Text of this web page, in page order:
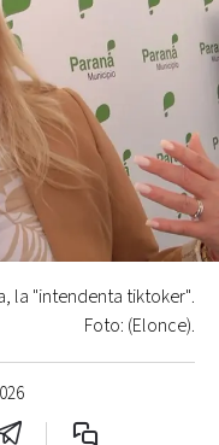
la "intendenta tiktoker".
Foto: (Elonce).